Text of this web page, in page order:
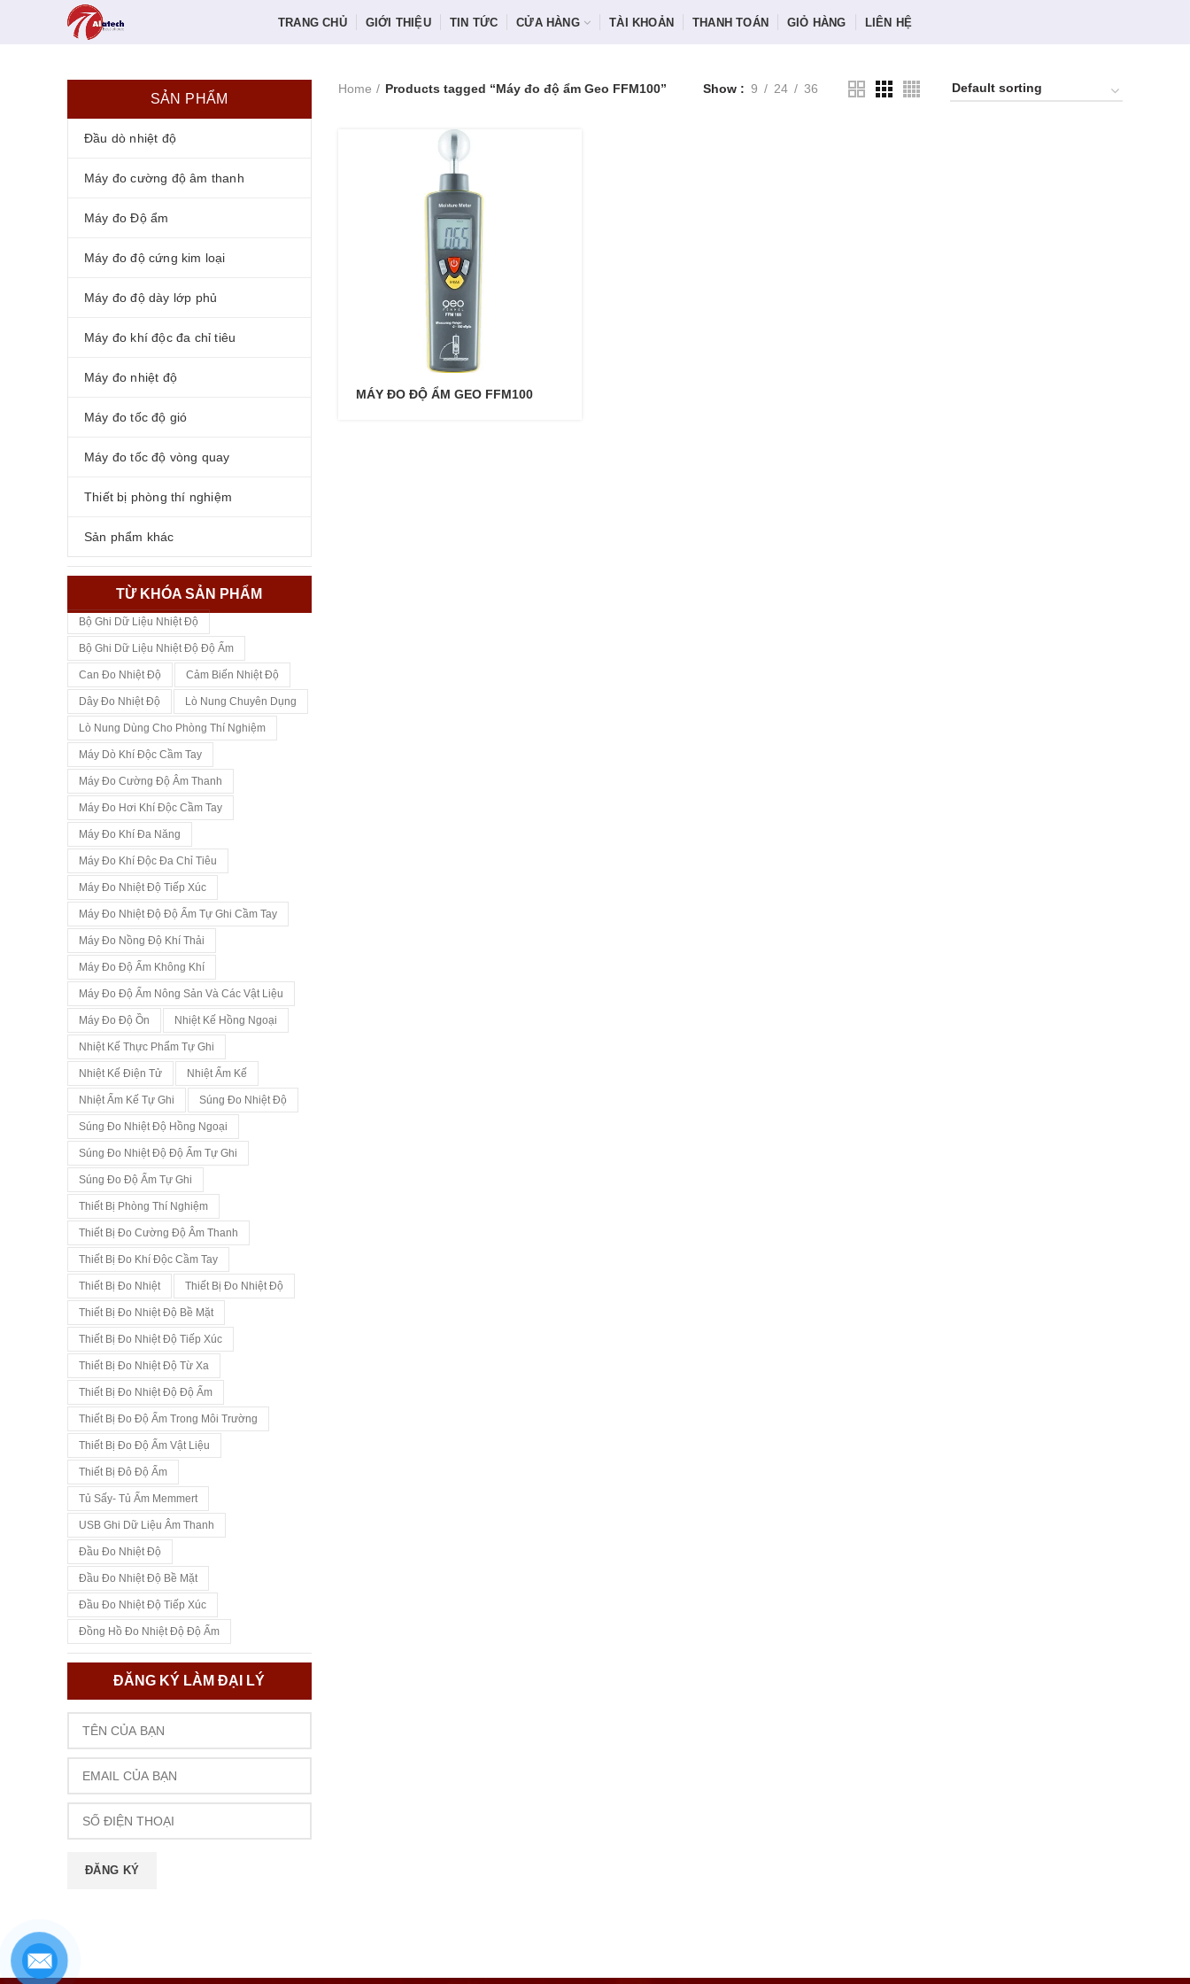
TRANG CHỦ GIỚI THIỆU TIN TỨC CỬA HÀNG TÀI KHOẢN THANH TOÁN GIỎ HÀNG LIÊN HỆ
Home Products tagged “Máy đo độ ẩm Geo FFM100” Show 9 24 36
MÁY ĐO ĐỘ ẨM GEO FFM100
SẢN PHẨM
Đầu dò nhiệt độ
Máy đo cường độ âm thanh
Máy đo Độ ẩm
Máy đo độ cứng kim loại
Máy đo độ dày lớp phủ
Máy đo khí độc đa chỉ tiêu
Máy đo nhiệt độ
Máy đo tốc độ gió
Máy đo tốc độ vòng quay
Thiết bị phòng thí nghiệm
Sản phẩm khác
TỪ KHÓA SẢN PHẨM
Bộ Ghi Dữ Liệu Nhiệt Độ
Bộ Ghi Dữ Liệu Nhiệt Độ Độ Ẩm
Can Đo Nhiệt Độ Cảm Biến Nhiệt Độ
Dây Đo Nhiệt Độ Lò Nung Chuyên Dụng
Lò Nung Dùng Cho Phòng Thí Nghiệm
Máy Dò Khí Độc Cầm Tay
Máy Đo Cường Độ Âm Thanh
Máy Đo Hơi Khí Độc Cầm Tay
Máy Đo Khí Đa Năng
Máy Đo Khí Độc Đa Chỉ Tiêu
Máy Đo Nhiệt Độ Tiếp Xúc
Máy Đo Nhiệt Độ Độ Ẩm Tự Ghi Cầm Tay
Máy Đo Nồng Độ Khí Thải
Máy Đo Độ Ẩm Không Khí
Máy Đo Độ Ẩm Nông Sản Và Các Vật Liệu
Máy Đo Độ Ồn Nhiệt Kế Hồng Ngoại
Nhiệt Kế Thực Phẩm Tự Ghi
Nhiệt Kế Điện Tử Nhiệt Ẩm Kế
Nhiệt Ẩm Kế Tự Ghi Súng Đo Nhiệt Độ
Súng Đo Nhiệt Độ Hồng Ngoại
Súng Đo Nhiệt Độ Độ Ẩm Tự Ghi
Súng Đo Độ Ẩm Tự Ghi
Thiết Bị Phòng Thí Nghiệm
Thiết Bị Đo Cường Độ Âm Thanh
Thiết Bị Đo Khí Độc Cầm Tay
Thiết Bị Đo Nhiệt Thiết Bị Đo Nhiệt Độ
Thiết Bị Đo Nhiệt Độ Bề Mặt
Thiết Bị Đo Nhiệt Độ Tiếp Xúc
Thiết Bị Đo Nhiệt Độ Từ Xa
Thiết Bị Đo Nhiệt Độ Độ Ẩm
Thiết Bị Đo Độ Ẩm Trong Môi Trường
Thiết Bị Đo Độ Ẩm Vật Liệu
Thiết Bị Đô Độ Ẩm
Tủ Sấy- Tủ Ấm Memmert
USB Ghi Dữ Liệu Âm Thanh
Đầu Đo Nhiệt Độ
Đầu Đo Nhiệt Độ Bề Mặt
Đầu Đo Nhiệt Độ Tiếp Xúc
Đồng Hồ Đo Nhiệt Độ Độ Ẩm
ĐĂNG KÝ LÀM ĐẠI LÝ